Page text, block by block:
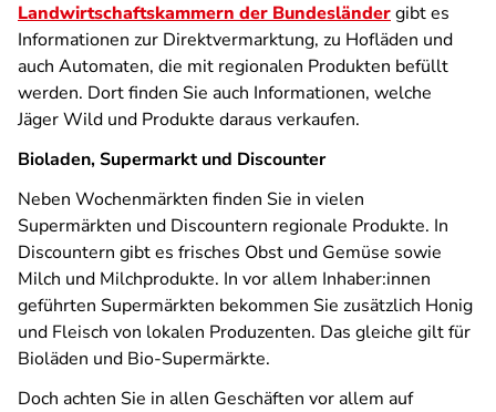
Landwirtschaftskammern der Bundesländergibt es
Informationen zur Direktvermarktung, zu Hofläden und
auch Automaten, die mit regionalen Produkten befüllt
werden. Dort finden Sie auch Informationen, welche
Jäger Wild und Produkte daraus verkaufen.
Bioladen, Supermarkt und Discounter
Neben Wochenmärkten finden Sie in vielen
Supermärkten und Discountern regionale Produkte. In
Discountern gibt es frisches Obst und Gemüse sowie
Milch und Milchprodukte. In vor allem Inhaber:innen
geführten Supermärkten bekommen Sie zusätzlich Honig
und Fleisch von lokalen Produzenten. Das gleiche gilt für
Bioläden und Bio-Supermärkte.
Doch achten Sie in allen Geschäften vor allem auf